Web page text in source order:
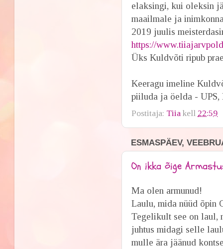
elaksingi, kui oleksin
maailmale ja
2019 juulis
https://
Üks Kuldvõti ripub
Keeragu imeline
piiluda ja öelda -
Postitaja: Tiia kell 22:59
ESMASPÄEV,
On ikka õige
Ma olen armunud!
Laulu, mida nüüd õpin
Tegelikult see on laul,
juhtus midagi selle
mulle ära jäänud